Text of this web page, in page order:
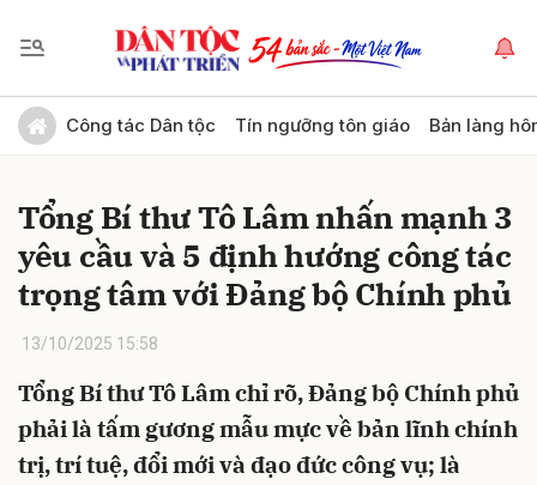
Công tác Dân tộc Tín ngưỡng tôn giáo Bản làng
Tổng Bí thư Tô Lâm nhấn mạnh 3
yêu cầu và 5 định hướng công tác
trọng tâm với Đảng bộ Chính phủ
13/10/2025 15:58
Tổng Bí thư Tô Lâm chỉ rõ, Đảng bộ Chính phủ
phải là tấm gương mẫu mực về bản lĩnh chính
trị, trí tuệ, đổi mới và đạo đức công vụ; là
Gửi bình luận